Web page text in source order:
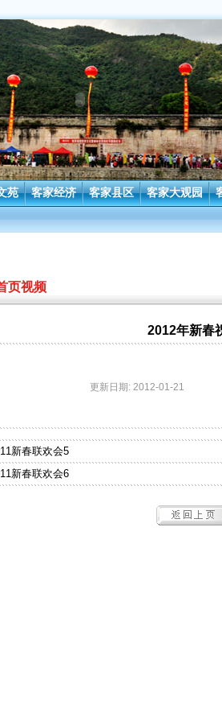
苑 客家经济 客家县区 客家大观园
页视频
2012年新春
更新日期: 2012-01-21
新春联欢会5
新春联欢会6